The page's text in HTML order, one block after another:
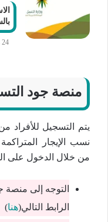
24 ديسمبر، 2021
منصة جود
يتم التسجيل للأفراد
نسب الإيجار
من خلال الدخول على
التوجه إلى منصة
الرابط التالي(هنا)